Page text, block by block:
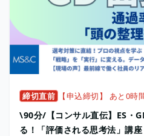
締切直前 【申込締切】 あと0時
\90分/【コンサル直伝】ES・
る！「評価される思考法」講